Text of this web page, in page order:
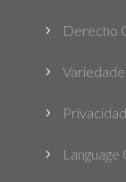
5 Derecho
5
5
5